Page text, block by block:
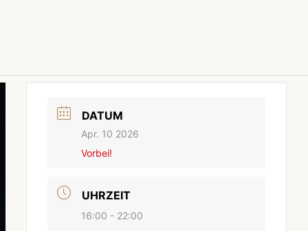
DATUM
Apr. 10 2026
Vorbei!
UHRZEIT
16:00 - 22:00